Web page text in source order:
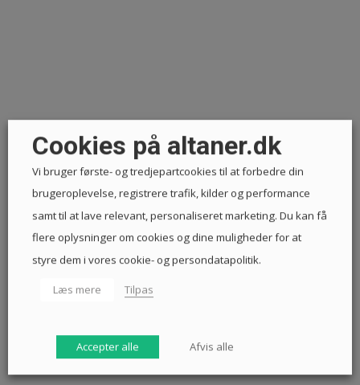
Cookies på altaner.dk
Vi bruger første- og tredjepartcookies til at forbedre din
brugeroplevelse, registrere trafik, kilder og performance
samt til at lave relevant, personaliseret marketing. Du kan få
flere oplysninger om cookies og dine muligheder for at
styre dem i vores cookie- og persondatapolitik.
Læs mere Tilpas
Accepter alle Afvis alle